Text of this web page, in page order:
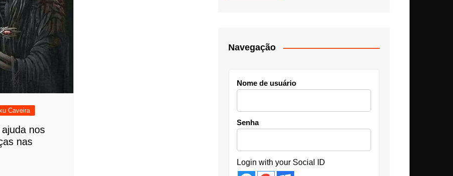
Caveira
nos
nas
Navegação
Nome de usuário
Senha
Login with your Social ID